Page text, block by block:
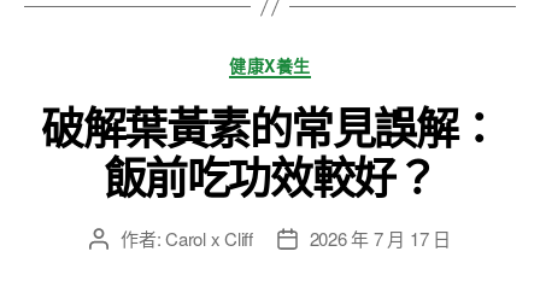
分
類
健康X養生
破解葉黃素的常見誤解：
飯前吃功效較好？
文 作者:Carol x Cliff
文 2026 年 7 月 17 日